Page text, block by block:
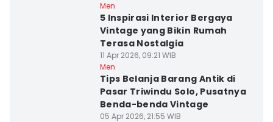
Men
5 Inspirasi Interior Bergaya
Vintage yang Bikin Rumah
Terasa Nostalgia
11 Apr 2026, 09:21 WIB
Men
Tips Belanja Barang Antik di
Pasar Triwindu Solo, Pusatnya
Benda-benda Vintage
05 Apr 2026, 21:55 WIB